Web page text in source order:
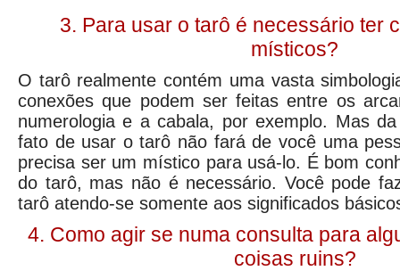
3. Para usar o tarô é necessário ter
místicos?
O tarô realmente contém uma vasta
conexões que podem ser feitas entre os
numerologia e a cabala, por exemplo. Mas
fato de usar o tarô não fará de você uma
precisa ser um místico para usá-lo. É bom
do tarô, mas não é necessário. Você pode
tarô atendo-se somente aos significados
4. Como agir se numa consulta para
coisas ruins?